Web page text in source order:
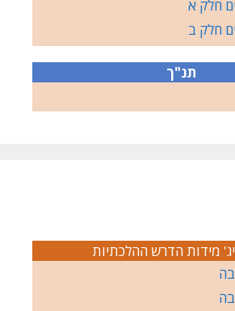
חלק א
חלק ב
תנ"ך
מידות הדרש ההלכתיות